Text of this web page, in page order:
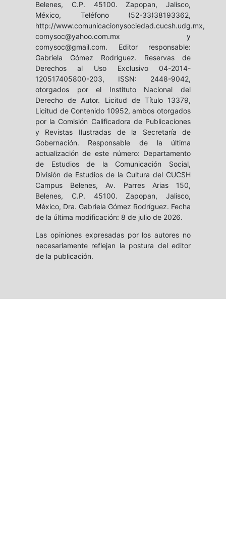
Belenes, C.P. 45100. Zapopan, Jalisco,
México, Teléfono (52-33)38193362,
http://www.comunicacionysociedad.cucsh.udg.mx,
comysoc@yahoo.com.mx y
comysoc@gmail.com. Editor responsable:
Gabriela Gómez Rodríguez. Reservas de
Derechos al Uso Exclusivo 04-2014-
120517405800-203, ISSN: 2448-9042,
otorgados por el Instituto Nacional del
Derecho de Autor. Licitud de Título 13379,
Licitud de Contenido 10952, ambos otorgados
por la Comisión Calificadora de Publicaciones
y Revistas Ilustradas de la Secretaría de
Gobernación. Responsable de la última
actualización de este número: Departamento
de Estudios de la Comunicación Social,
División de Estudios de la Cultura del CUCSH
Campus Belenes, Av. Parres Arias 150,
Belenes, C.P. 45100. Zapopan, Jalisco,
México, Dra. Gabriela Gómez Rodríguez. Fecha
de la última modificación: 8 de julio de 2026.
Las opiniones expresadas por los autores no
necesariamente reflejan la postura del editor
de la publicación.